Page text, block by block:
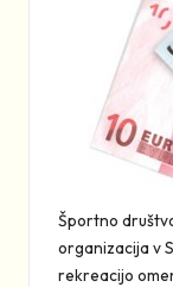
Športno
organizacija v
rekreacijo